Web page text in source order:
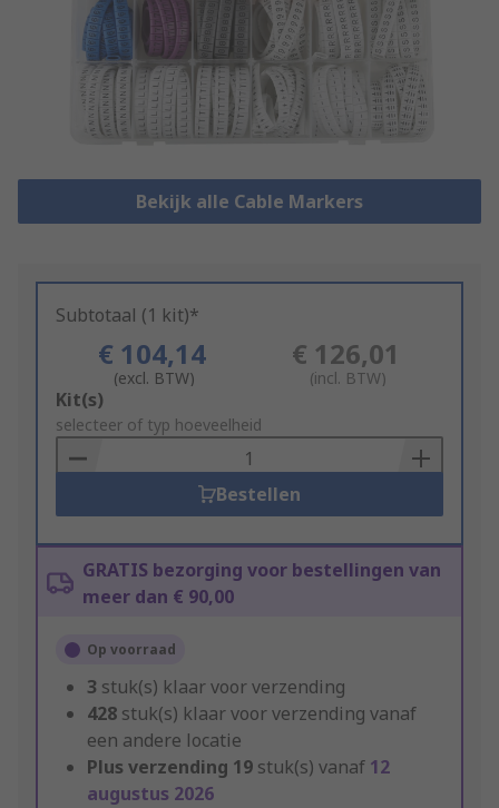
Bekijk alle Cable Markers
Subtotaal (1 kit)*
€ 104,14
(excl. BTW)
€ 126,01
(incl. BTW)
Add
to
Basket
Kit(s)
selecteer of typ hoeveelheid
Bestellen
GRATIS bezorging voor bestellingen van
meer dan € 90,00
Op voorraad
3 stuk(s) klaar voor verzending
428 stuk(s) klaar voor verzending vanaf
een andere locatie
Plus verzending 19 stuk(s) vanaf 12
augustus 2026